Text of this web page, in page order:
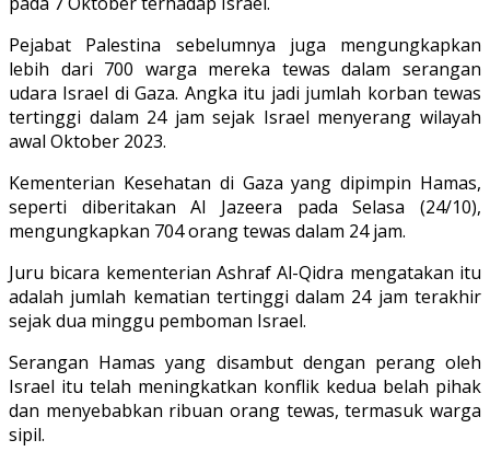
Pejabat Palestina sebelumnya juga mengungkapkan
lebih dari 700 warga mereka tewas dalam serangan
udara Israel di Gaza. Angka itu jadi jumlah korban tewas
tertinggi dalam 24 jam sejak Israel menyerang wilayah
awal Oktober 2023.
Kementerian Kesehatan di Gaza yang dipimpin Hamas,
seperti diberitakan Al Jazeera pada Selasa (24/10),
mengungkapkan 704 orang tewas dalam 24 jam.
Juru bicara kementerian Ashraf Al-Qidra mengatakan itu
adalah jumlah kematian tertinggi dalam 24 jam terakhir
sejak dua minggu pemboman Israel.
Serangan Hamas yang disambut dengan perang oleh
Israel itu telah meningkatkan konflik kedua belah pihak
dan menyebabkan ribuan orang tewas, termasuk warga
sipil.